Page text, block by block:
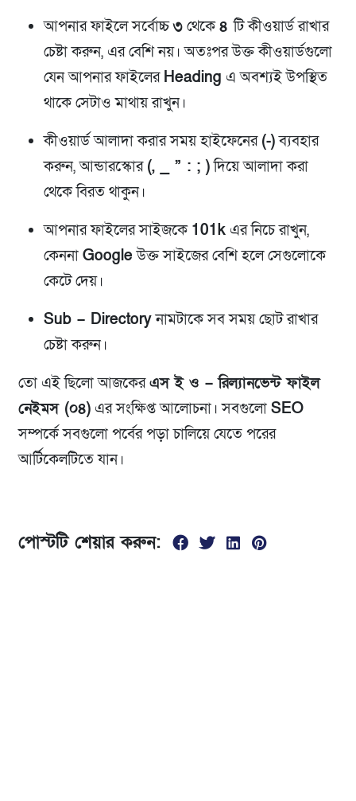
আপনার ফাইলে সর্বোচ্চ৩থেকে৪টি কীওয়ার্ড রাখার
চেষ্টা করুন, এর বেশি নয়। অতঃপর উক্ত কীওয়ার্ডগুলো
যেন আপনার ফাইলেরHeading এ অবশ্যই উপস্থিত
থাকে সেটাও মাথায় রাখুন।
কীওয়ার্ড আলাদা করার সময় হাইফেনের(-)ব্যবহার
করুন, আন্ডারস্কোর(, _ ” : ; )দিয়ে আলাদা করা
থেকে বিরত থাকুন।
আপনার ফাইলের সাইজকে101k এর নিচে রাখুন,
কেননাGoogleউক্ত সাইজের বেশি হলে সেগুলোকে
কেটে দেয়।
Sub – Directoryনামটাকে সব সময় ছোট রাখার
চেষ্টা করুন।
তো এই ছিলো আজকেরএস ই ও – রিল্যানভেন্ট ফাইল
নেইমস (০৪) এর সংক্ষিপ্ত আলোচনা। সবগুলোSEO
সম্পর্কে সবগুলো পর্বের পড়া চালিয়ে যেতে পরের
আর্টিকেলটিতে যান।
পোস্টটি শেয়ার করুন: